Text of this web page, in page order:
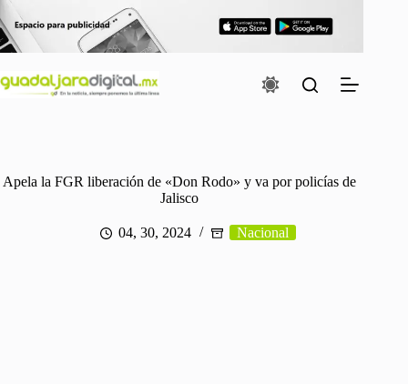
al
contenido
Apela la FGR liberación de «Don Rodo» y va por policías de
Jalisco
04, 30, 2024 Nacional